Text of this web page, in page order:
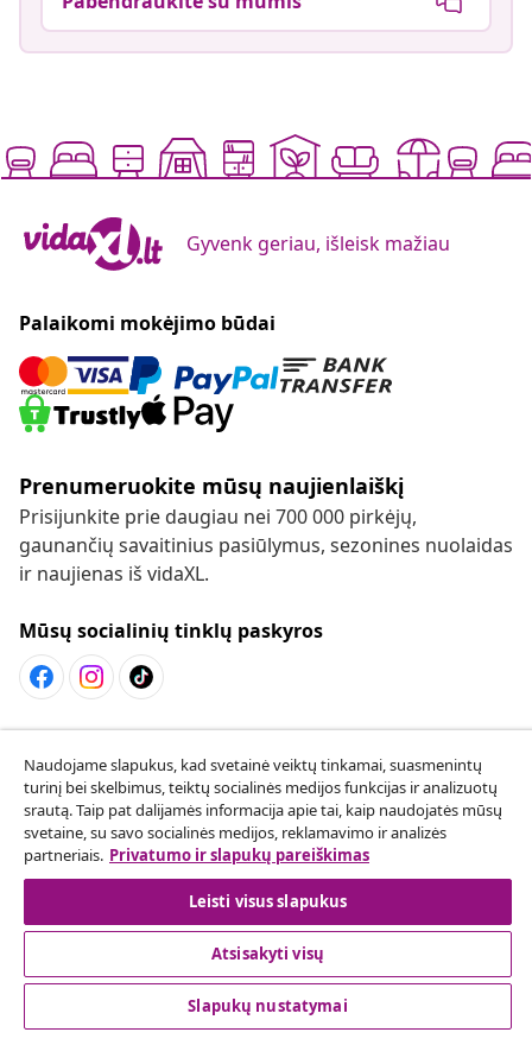
Gyvenk geriau, išleisk mažiau
Palaikomi mokėjimo būdai
Prenumeruokite mūsų naujienlaiškį
Prisijunkite prie daugiau nei 700 000 pirkėjų,
gaunančių savaitinius pasiūlymus, sezonines nuolaidas
ir naujienas iš vidaXL.
Mūsų socialinių tinklų paskyros
Pateikite prašymą atsisakyti užsakymo.
Sutarties atsisakymas
Klientų aptarnavimas
Naudojame slapukus, kad svetainė veiktų tinkamai, suasmenintų
turinį bei skelbimus, teiktų socialinės medijos funkcijas ir analizuotų
srautą. Taip pat dalijamės informacija apie tai, kaip naudojatės mūsų
svetaine, su savo socialinės medijos, reklamavimo ir analizės
partneriais. Privatumo ir slapukų pareiškimas
Leisti visus slapukus
Atsisakyti visų
Slapukų nustatymai